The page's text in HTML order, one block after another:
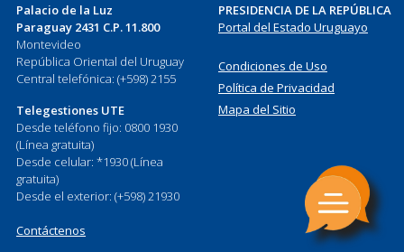
Palacio de la Luz
Paraguay 2431 C.P. 11.800
Montevideo
República Oriental del Uruguay
Central telefónica: (+598) 2155
Telegestiones UTE
Desde teléfono fijo: 0800 1930
(Línea gratuita)
Desde celular: *1930 (Línea
gratuita)
Desde el exterior: (+598) 21930
Contáctenos
PRESIDENCIA DE LA REPÚBLICA
Portal del Estado Uruguayo
Condiciones de Uso
Política de Privacidad
Mapa del Sitio